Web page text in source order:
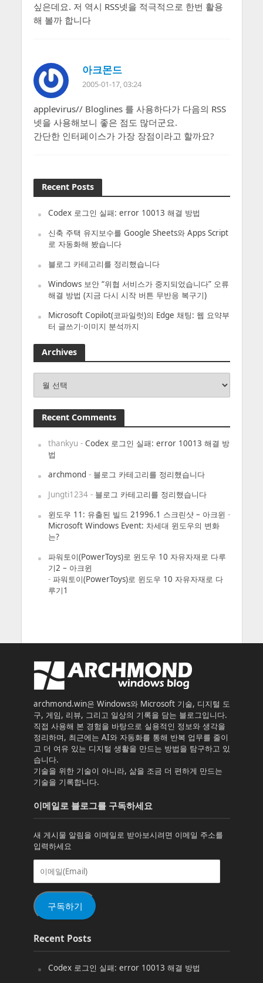
싶은데요. 저 역시 RSS넷을 적극적으로 한번 활용
해 볼까 합니다
아크몬드
2005-01-17, 03:24
applevirus// Bloglines 를 사용하다가 다음의 RSS
넷을 사용해보니 좋은 점도 많더군요.
간단한 인터페이스가 가장 장점이라고 할까요?
Recent Posts
Codex 로그인 실패: error 10013 해결 방법
신축 주택 유지보수를 Google Sheets와 Apps Script
로 자동화해 봤습니다
블로그 카테고리를 정리했습니다
Windows 보안 “위협 서비스가 중지되었습니다” 오류
해결 방법 (지금 다시 시작 버튼 무반응 복구기)
Microsoft Copilot(코파일럿)의 Edge 채팅: 웹 요약부
터 글쓰기·이미지 분석까지
Archives
Recent Comments
thankyu - Codex 로그인 실패: error 10013 해결 방
법
archmond- 블로그 카테고리를 정리했습니다
Jungti1234- 블로그 카테고리를 정리했습니다
윈도우 11: 유출된 빌드 21996.1 스크린샷 – 아크윈 -
Microsoft Windows Event: 차세대 윈도우의 변화
는?
파워토이(PowerToys)로 윈도우 10 자유자재로 다루
기2 – 아크윈
- 파워토이(PowerToys)로 윈도우 10 자유자재로 다
루기1
archmond.win은 Windows와 Microsoft 기술, 디지털 도
구, 게임, 리뷰, 그리고 일상의 기록을 담는 블로그입니다.
직접 사용해 본 경험을 바탕으로 실용적인 정보와 생각을
정리하며, 최근에는 AI와 자동화를 통해 반복 업무를 줄이
고 더 여유 있는 디지털 생활을 만드는 방법을 탐구하고 있
습니다.
기술을 위한 기술이 아니라, 삶을 조금 더 편하게 만드는
기술을 기록합니다.
이메일로 블로그를 구독하세요
새 게시물 알림을 이메일로 받아보시려면 이메일 주소를
입력하세요
이
일
(Email)
구독하기
Recent Posts
Codex 로그인 실패: error 10013 해결 방법